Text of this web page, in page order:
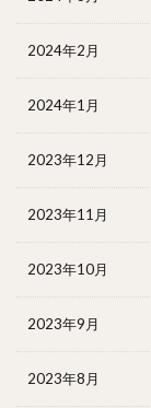
2024年2月
2024年1月
2023年12月
2023年11月
2023年10月
2023年9月
2023年8月